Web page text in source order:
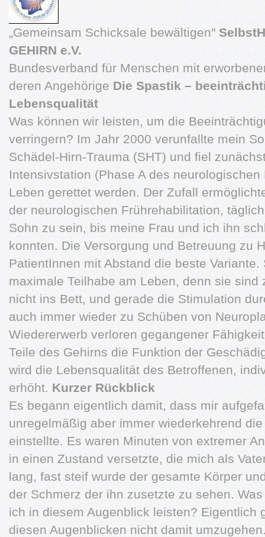
„Gemeinsam Schicksale bewältigen"
GEHIRN e.V.
Bundesverband für Menschen mit
deren Angehörige Die Spastik –
Lebensqualität
Was können wir leisten, um die
verringern? Im Jahr 2000 verunfallte mein
Schädel-Hirn-Trauma (SHT) und fiel
Intensivstation (Phase A des
Leben gerettet werden. Der Zufall
der neurologischen Frührehabilitation,
Sohn zu sein, bis meine Frau und ich ihn
konnten. Die Versorgung und Betreuung zu
PatientInnen mit Abstand die beste
maximale Teilhabe am Leben, denn sie sind
nicht ins Bett, und gerade die Stimulation
auch immer wieder zu Schüben von
Wiedererwerb verloren gegangener
Teile des Gehirns die Funktion der
wird die Lebensqualität des Betroffenen,
erhöht. Kurzer Rückblick
Es begann eigentlich damit, dass mir
unregelmäßig aber immer wiederkehrend
einstellte. Es waren Minuten von extremer
in einen Zustand versetzte, die mich als
lang, fast steif wurde der gesamte Körper
der Schmerz der ihn zusetzte zu sehen.
ich in diesem Augenblick leisten? Eigentlich
diesen Augenblicken nicht damit